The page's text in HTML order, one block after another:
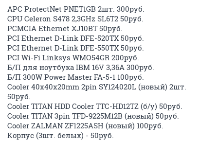
APC ProtectNet PNET1GB 2шт. 300руб.
CPU Celeron S478 2,3GHz SL6T2 50руб.
PCMCIA Ethernet XJ10BT 50руб.
PCI Ethernet D-Link DFE-520TX 50руб.
PCI Ethernet D-Link DFE-550TX 50руб.
PCI Wi-Fi Linksys WMO54GR 200руб.
Б/П для ноутбука IBM 16V 3,36A 300руб.
Б/П 300W Power Master FA-5-1 100руб.
Cooler 40x40x20mm 2pin SY124020L (новый) 2шт.
50руб.
Cooler TITAN HDD Cooler TTC-HD12TZ (б/у) 50руб.
Cooler TITAN 3pin TFD-9225M12B (новый) 50руб.
Cooler ZALMAN ZF1225ASH (новый) 100руб.
Корпус (3шт. белых) - 50руб.